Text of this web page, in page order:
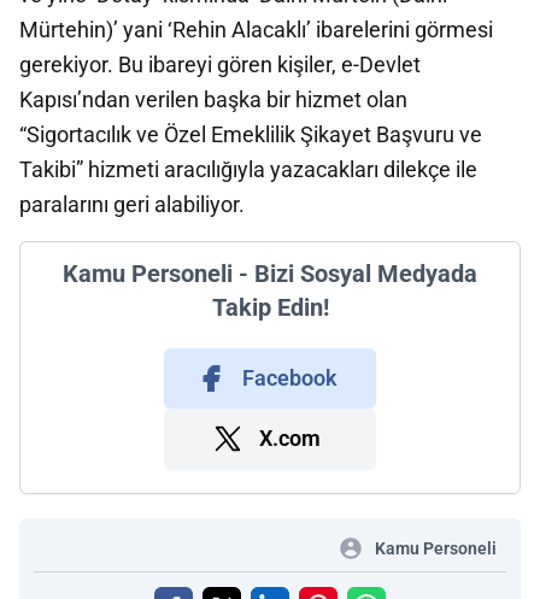
Mürtehin)’ yani ‘Rehin Alacaklı’ ibarelerini görmesi
gerekiyor. Bu ibareyi gören kişiler, e-Devlet
Kapısı’ndan verilen başka bir hizmet olan
“Sigortacılık ve Özel Emeklilik Şikayet Başvuru ve
Takibi” hizmeti aracılığıyla yazacakları dilekçe ile
paralarını geri alabiliyor.
Kamu Personeli - Bizi Sosyal Medyada
Takip Edin!
Facebook
X.com
Kamu Personeli